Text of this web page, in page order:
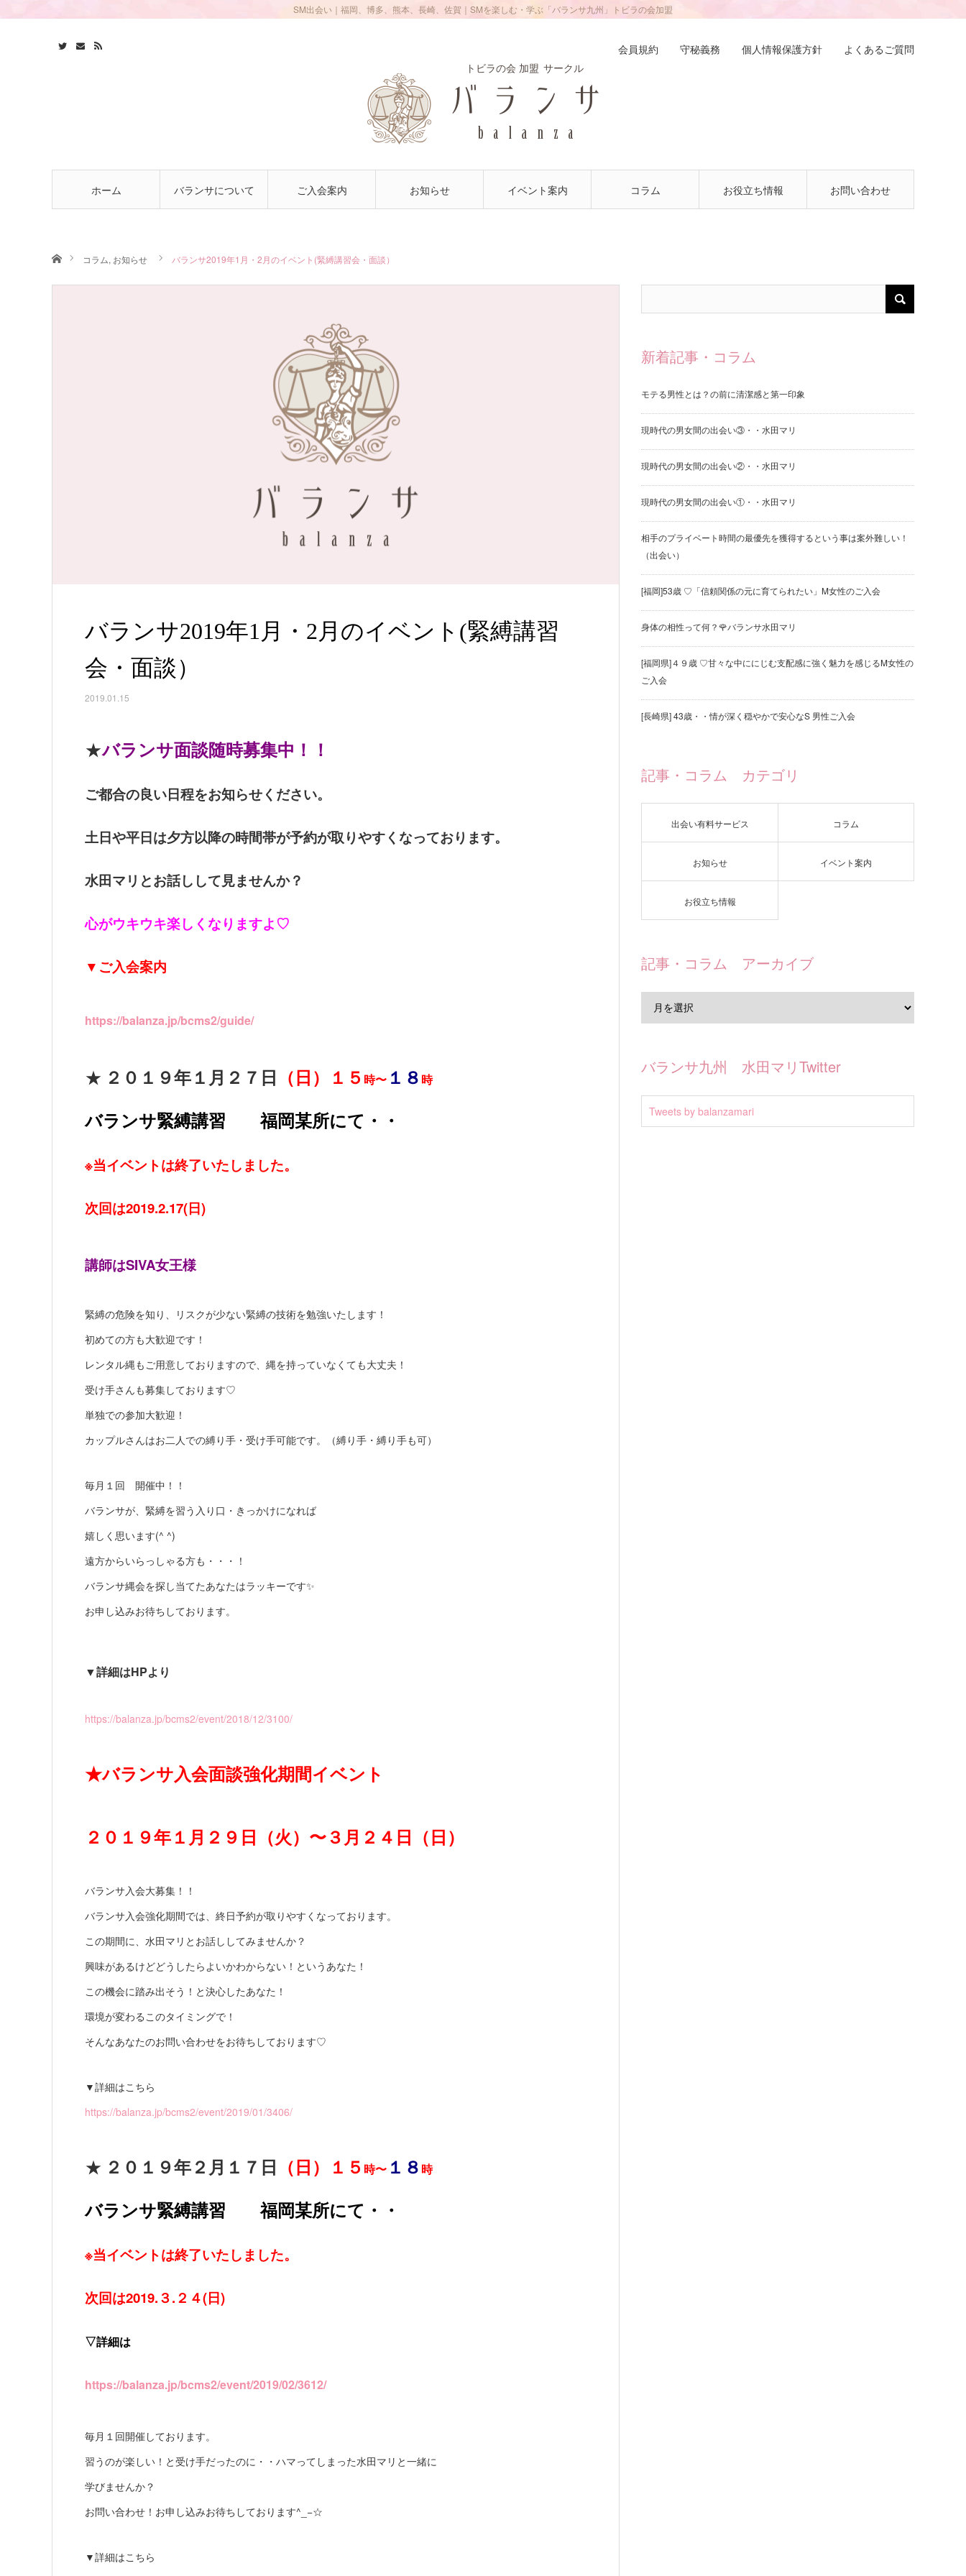
SM出会い｜福岡、博多、熊本、長崎、佐賀｜SMを楽しむ・学ぶ「バランサ九州」トビラの会加盟
トビラの会 加盟 サークル
ホーム バランサについて ご入会案内 お知らせ イベント案内 コラム お役立ち情報 お問い合わせ
会員規約 守秘義務 個人情報保護方針 よくあるご質問
ホームコラム, お知らせ バランサ2019年1月・2月のイベント(緊縛講習会・面談）
バランサ2019年1月・2月のイベント(緊縛講習
会・面談）
2019.01.15
★バランサ面談随時募集中！！
ご都合の良い日程をお知らせください。
土日や平日は夕方以降の時間帯が予約が取りやすくなっております。
水田マリとお話しして見ませんか？
心がウキウキ楽しくなりますよ♡
▼ご入会案内
https://balanza.jp/bcms2/guide/
★ ２０１９年１月２７日 （日） １５ 時〜 １８ 時
バランサ緊縛講習 福岡某所にて・・
※当イベントは終了いたしました。
次回は2019.2.17(日)
講師はSIVA女王様
緊縛の危険を知り、リスクが少ない緊縛の技術を勉強いたします！
初めての方も大歓迎です！
レンタル縄もご用意しておりますので、縄を持っていなくても大丈夫！
受け手さんも募集しております♡
単独での参加大歓迎！
カップルさんはお二人での縛り手・受け手可能です。（縛り手・縛り手も可）
毎月１回 開催中！！
バランサが、緊縛を習う入り口・きっかけになれば
嬉しく思います(^ ^)
遠方からいらっしゃる方も・・・！
バランサ縄会を探し当てたあなたはラッキーです✨
お申し込みお待ちしております。
▼詳細はHPより
https://balanza.jp/bcms2/event/2018/12/3100/
★バランサ入会面談強化期間イベント
２０１９年１月２９日（火）〜３月２４日（日）
バランサ入会大募集！！
バランサ入会強化期間では、終日予約が取りやすくなっております。
この期間に、水田マリとお話ししてみませんか？
興味があるけどどうしたらよいかわからない！というあなた！
この機会に踏み出そう！と決心したあなた！
環境が変わるこのタイミングで！
そんなあなたのお問い合わせをお待ちしております♡
▼詳細はこちら
https://balanza.jp/bcms2/event/2019/01/3406/
★ ２０１９年２月１７日 （日） １５ 時〜 １８ 時
バランサ緊縛講習 福岡某所にて・・
※当イベントは終了いたしました。
次回は2019.３.２４(日)
▽詳細は
https://balanza.jp/bcms2/event/2019/02/3612/
毎月１回開催しております。
習うのが楽しい！と受け手だったのに・・ハマってしまった水田マリと一緒に
学びませんか？
お問い合わせ！お申し込みお待ちしております^_−☆
▼詳細はこちら
新着記事・コラム
モテる男性とは？の前に清潔感と第一印象
現時代の男女間の出会い③・・水田マリ
現時代の男女間の出会い②・・水田マリ
現時代の男女間の出会い①・・水田マリ
相手のプライベート時間の最優先を獲得するという事は案外難しい！
（出会い）
[福岡]53歳 ♡「信頼関係の元に育てられたい」M女性のご入会
身体の相性って何？🌹バランサ水田マリ
[福岡県]４９歳 ♡甘々な中ににじむ支配感に強く魅力を感じるM女性の
ご入会
[長崎県] 43歳・・情が深く穏やかで安心なS 男性ご入会
記事・コラム カテゴリ
出会い有料サービス コラム
お知らせ イベント案内
お役立ち情報
記事・コラム アーカイブ
バランサ九州 水田マリTwitter
Tweets by balanzamari